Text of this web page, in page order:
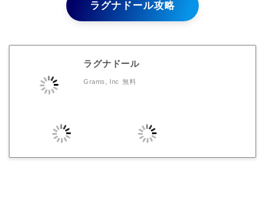
ラグナドール攻略
ラグナドール
Grams, Inc 無料